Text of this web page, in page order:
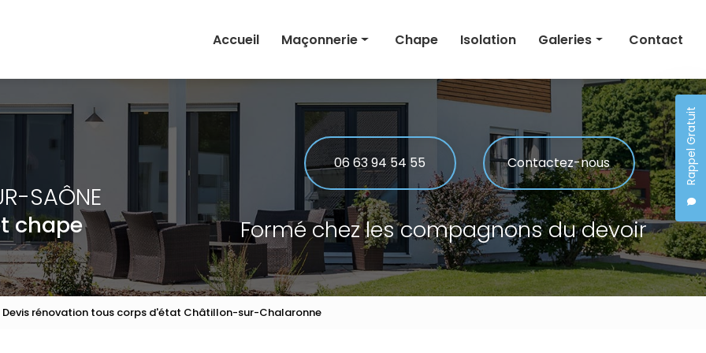
Rappel Gratuit
Accueil
Maçonnerie
Extension
Maçonnerie générale
Chape Isolation Galeries
Maçonnerie
Rénovation
Chape
Isolation
Contact
SAÔNE
chape
06 63 94 54 55 Contactez-nous
Formé chez les compagnons du devoir
Devis rénovation tous corps d'état Châtillon-sur-Chalaronne